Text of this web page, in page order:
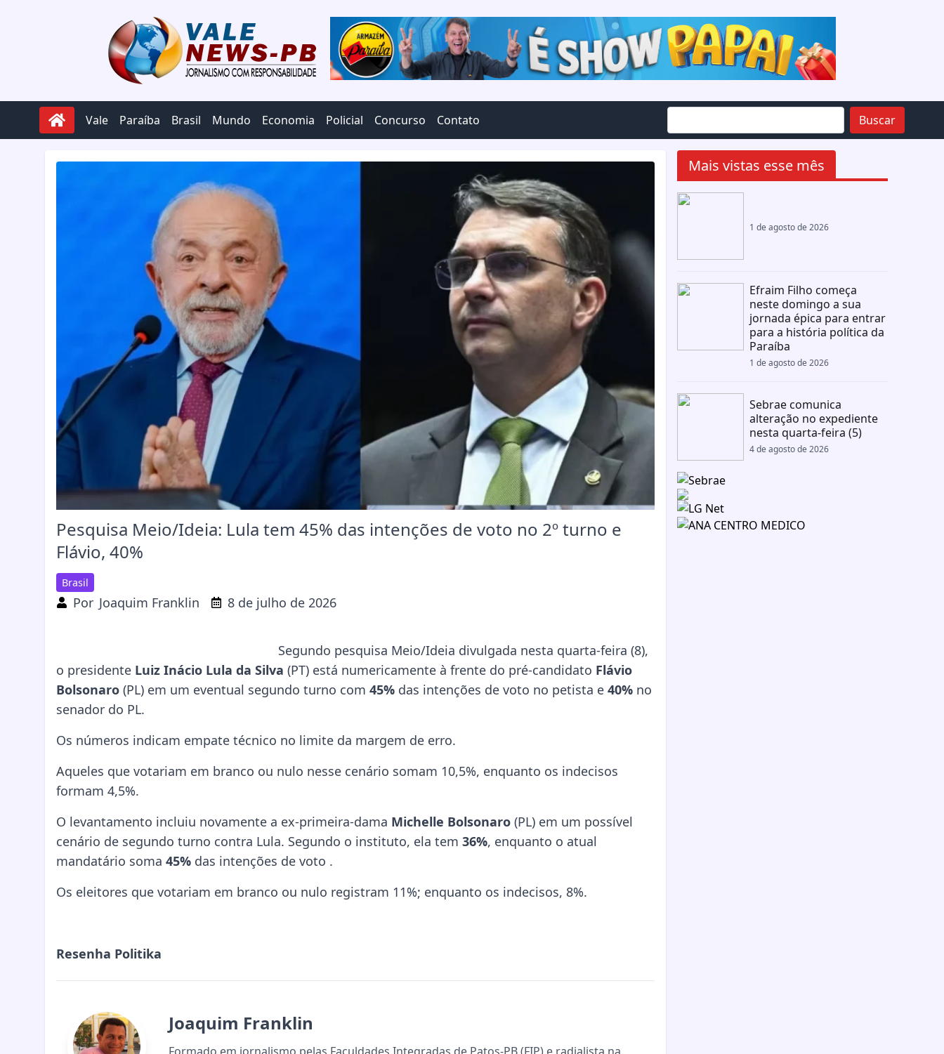
Vale Paraíba Brasil Mundo Economia Policial Concurso Contato Buscar
Pesquisa Meio/Ideia: Lula tem 45% das intenções de voto no 2º turno e
Flávio, 40%
Brasil
Por Joaquim Franklin 8 de julho de 2026
Segundo pesquisa Meio/Ideia divulgada nesta quarta-feira (8),
o presidente Luiz Inácio Lula da Silva (PT) está numericamente à frente do pré-candidato Flávio
Bolsonaro (PL) em um eventual segundo turno com 45% das intenções de voto no petista e 40% no
senador do PL.
Os números indicam empate técnico no limite da margem de erro.
Aqueles que votariam em branco ou nulo nesse cenário somam 10,5%, enquanto os indecisos
formam 4,5%.
O levantamento incluiu novamente a ex-primeira-dama Michelle Bolsonaro (PL) em um possível
cenário de segundo turno contra Lula. Segundo o instituto, ela tem 36%, enquanto o atual
mandatário soma 45% das intenções de voto .
Os eleitores que votariam em branco ou nulo registram 11%; enquanto os indecisos, 8%.
Resenha Politika
Joaquim Franklin
Mais vistas esse mês
1 de agosto de 2026
Efraim Filho começa
neste domingo a sua
jornada épica para entrar
para a história política da
Paraíba
1 de agosto de 2026
Sebrae comunica
alteração no expediente
nesta quarta-feira (5)
4 de agosto de 2026